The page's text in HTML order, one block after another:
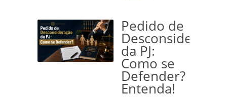
Pedido de
Desconsideração
da PJ:
Como se
Defender?
Entenda!